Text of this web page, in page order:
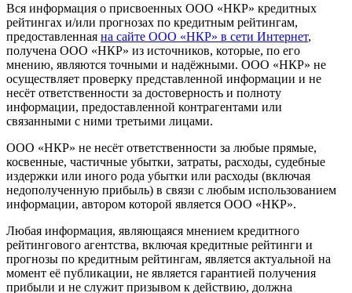
Вся информация о присвоенных ООО «НКР» кредитных
рейтингах и/или прогнозах по кредитным рейтингам,
предоставленная на сайте ООО «НКР» в сети Интернет,
получена ООО «НКР» из источников, которые, по его
мнению, являются точными и надёжными. ООО «НКР» не
осуществляет проверку представленной информации и не
несёт ответственности за достоверность и полноту
информации, предоставленной контрагентами или
связанными с ними третьими лицами.
ООО «НКР» не несёт ответственности за любые прямые,
косвенные, частичные убытки, затраты, расходы, судебные
издержки или иного рода убытки или расходы (включая
недополученную прибыль) в связи с любым использованием
информации, автором которой является ООО «НКР».
Любая информация, являющаяся мнением кредитного
рейтингового агентства, включая кредитные рейтинги и
прогнозы по кредитным рейтингам, является актуальной на
момент её публикации, не является гарантией получения
прибыли и не служит призывом к действию, должна